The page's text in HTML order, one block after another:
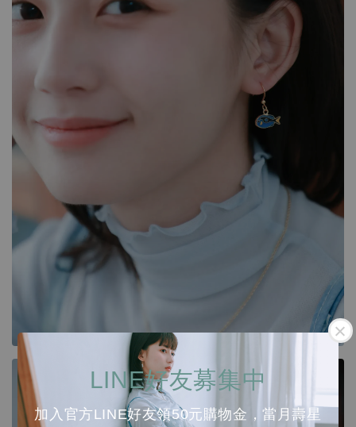
LINE好友募集中
加入官方LINE好友領50元購物金，當月壽星